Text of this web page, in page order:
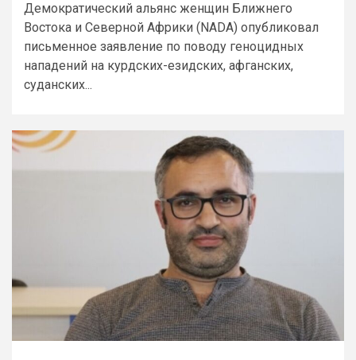
Демократический альянс женщин Ближнего
Востока и Северной Африки (NADA) опубликовал
письменное заявление по поводу геноцидных
нападений на курдских-езидских, афганских,
суданских...